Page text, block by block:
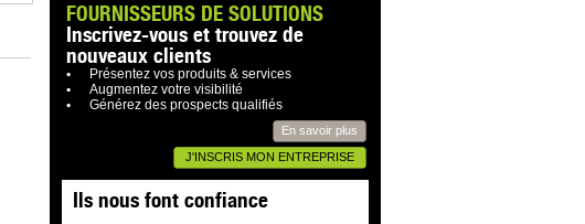
FOURNISSEURS DE SOLUTIONS
Inscrivez-vous et trouvez de
nouveaux clients
Présentez vos produits & services
Augmentez votre visibilité
Générez des prospects qualifiés
En savoir plus
J'INSCRIS MON ENTREPRISE
Ils nous font confiance